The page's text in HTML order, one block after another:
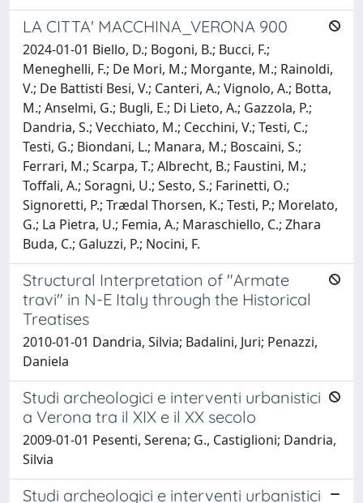
LA CITTA' MACCHINA_VERONA 900
2024-01-01 Biello, D.; Bogoni, B.; Bucci, F.;
Meneghelli, F.; De Mori, M.; Morgante, M.; Rainoldi,
V.; De Battisti Besi, V.; Canteri, A.; Vignolo, A.; Botta,
M.; Anselmi, G.; Bugli, E.; Di Lieto, A.; Gazzola, P.;
Dandria, S.; Vecchiato, M.; Cecchini, V.; Testi, C.;
Testi, G.; Biondani, L.; Manara, M.; Boscaini, S.;
Ferrari, M.; Scarpa, T.; Albrecht, B.; Faustini, M.;
Toffali, A.; Soragni, U.; Sesto, S.; Farinetti, O.;
Signoretti, P.; Trædal Thorsen, K.; Testi, P.; Morelato,
G.; La Pietra, U.; Femia, A.; Maraschiello, C.; Zhara
Buda, C.; Galuzzi, P.; Nocini, F.
Structural Interpretation of "Armate
travi" in N-E Italy through the Historical
Treatises
2010-01-01 Dandria, Silvia; Badalini, Juri; Penazzi,
Daniela
Studi archeologici e interventi urbanistici
a Verona tra il XIX e il XX secolo
2009-01-01 Pesenti, Serena; G., Castiglioni; Dandria,
Silvia
Studi archeologici e interventi urbanistici